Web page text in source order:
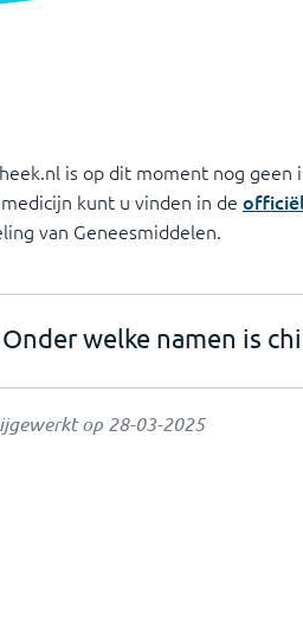
is op dit moment nog
kunt u vinden in de
van Geneesmiddelen.
Onder welke namen is
op 28-03-2025